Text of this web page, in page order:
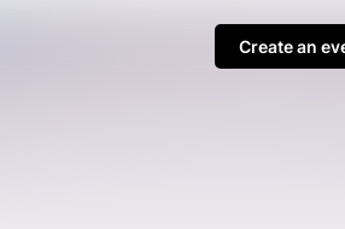
Create an